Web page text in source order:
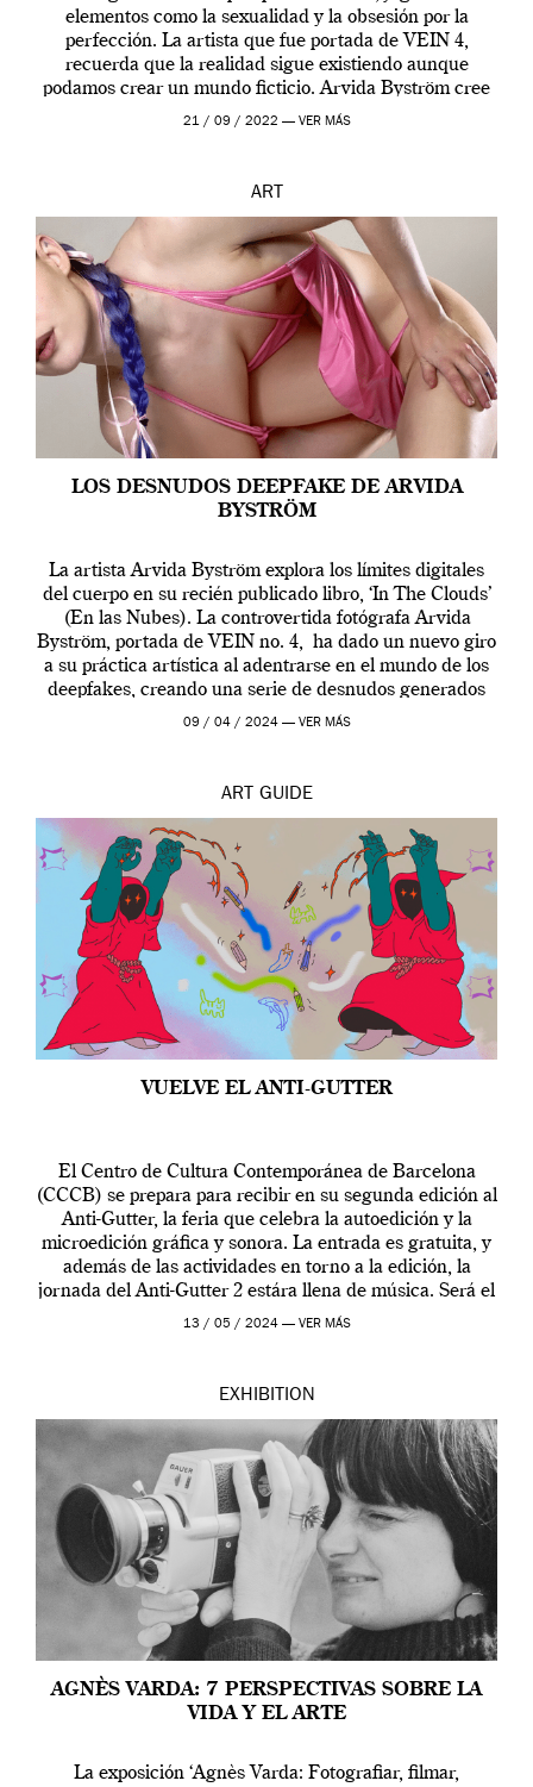
elementos como la sexualidad y la obsesión por la
perfección. La artista que fue portada de VEIN 4,
recuerda que la realidad sigue existiendo aunque
podamos crear un mundo ficticio. Arvida Byström cree
que los humanos tienen un complejo […]
21 / 09 / 2022 — VER MÁS
ART
LOS DESNUDOS DEEPFAKE DE ARVIDA
BYSTRÖM
La artista Arvida Byström explora los límites digitales
del cuerpo en su recién publicado libro, ‘In The Clouds’
(En las Nubes). La controvertida fotógrafa Arvida
Byström, portada de VEIN no. 4, ha dado un nuevo giro
a su práctica artística al adentrarse en el mundo de los
deepfakes, creando una serie de desnudos generados
por […]
09 / 04 / 2024 — VER MÁS
ART GUIDE
VUELVE EL ANTI-GUTTER
El Centro de Cultura Contemporánea de Barcelona
(CCCB) se prepara para recibir en su segunda edición al
Anti-Gutter, la feria que celebra la autoedición y la
microedición gráfica y sonora. La entrada es gratuita, y
además de las actividades en torno a la edición, la
jornada del Anti-Gutter 2 estára llena de música. Será el
[…]
13 / 05 / 2024 — VER MÁS
EXHIBITION
AGNÈS VARDA: 7 PERSPECTIVAS SOBRE LA
VIDA Y EL ARTE
La exposición ‘Agnès Varda: Fotografiar, filmar,